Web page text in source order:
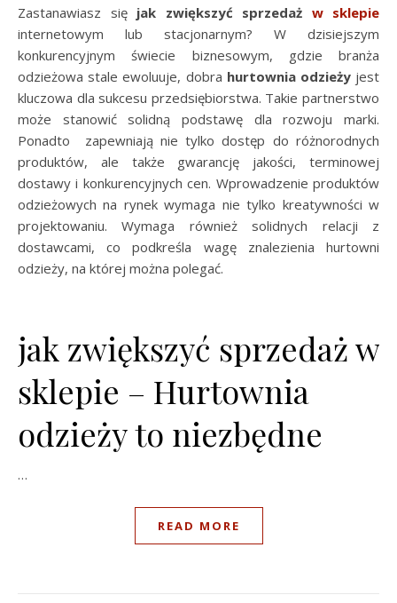
Zastanawiasz się jak zwiększyć sprzedaż w sklepie
internetowym lub stacjonarnym? W dzisiejszym
konkurencyjnym świecie biznesowym, gdzie branża
odzieżowa stale ewoluuje, dobra hurtownia odzieżyjest
kluczowa dla sukcesu przedsiębiorstwa. Takie partnerstwo
może stanowić solidną podstawę dla rozwoju marki.
Ponadto zapewniają nie tylko dostęp do różnorodnych
produktów, ale także gwarancję jakości, terminowej
dostawy i konkurencyjnych cen. Wprowadzenie produktów
odzieżowych na rynek wymaga nie tylko kreatywności w
projektowaniu. Wymaga również solidnych relacji z
dostawcami, co podkreśla wagę znalezienia hurtowni
odzieży, na której można polegać.
jak zwiększyć sprzedaż w
sklepie – Hurtownia
odzieży to niezbędne
…
READ MORE